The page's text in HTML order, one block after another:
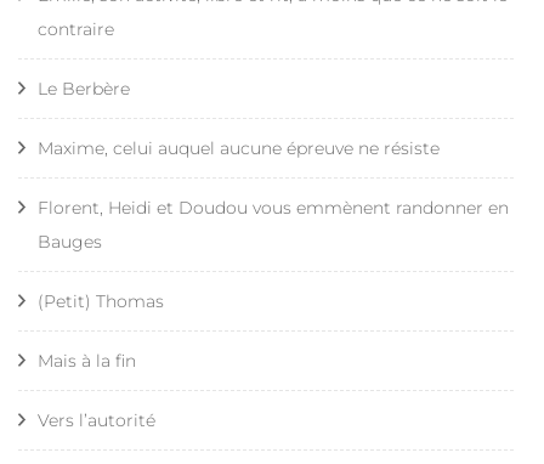
contraire
Le Berbère
Maxime, celui auquel aucune épreuve ne résiste
Florent, Heidi et Doudou vous emmènent randonner en
Bauges
(Petit) Thomas
Mais à la fin
Vers l’autorité